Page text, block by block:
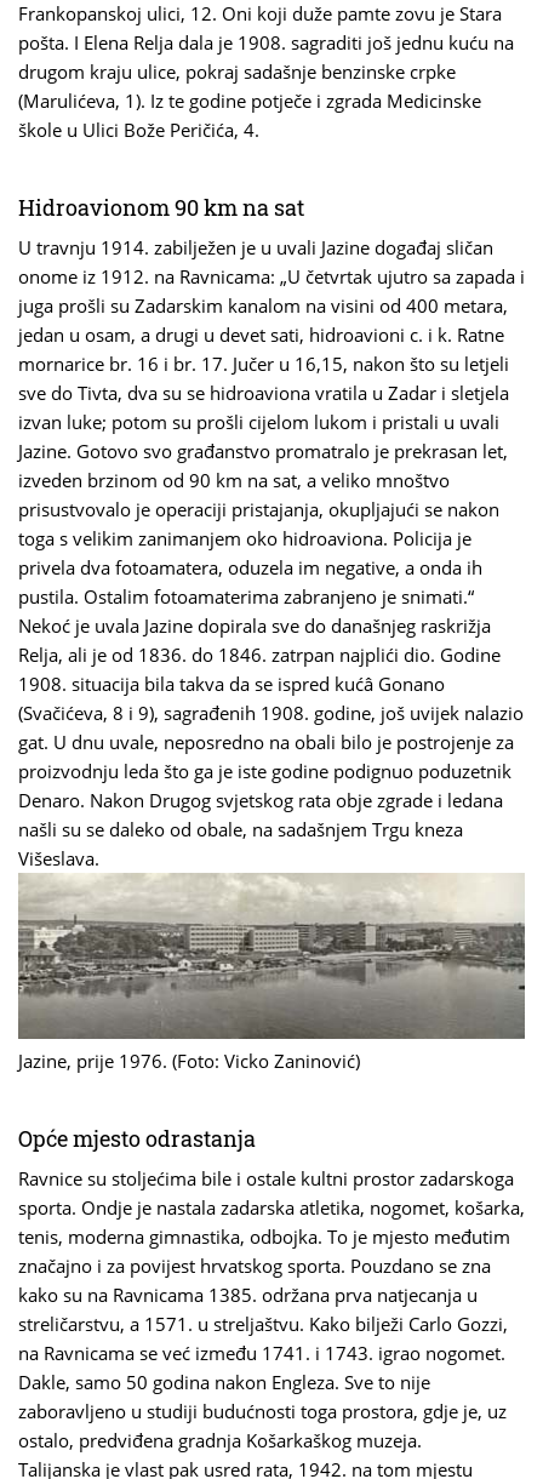
Frankopanskoj ulici, 12. Oni koji duže pamte zovu je Stara
pošta. I Elena Relja dala je 1908. sagraditi još jednu kuću na
drugom kraju ulice, pokraj sadašnje benzinske crpke
(Marulićeva, 1). Iz te godine potječe i zgrada Medicinske
škole u Ulici Bože Peričića, 4.
Hidroavionom 90 km na sat
U travnju 1914. zabilježen je u uvali Jazine događaj sličan
onome iz 1912. na Ravnicama: „U četvrtak ujutro sa zapada i
juga prošli su Zadarskim kanalom na visini od 400 metara,
jedan u osam, a drugi u devet sati, hidroavioni c. i k. Ratne
mornarice br. 16 i br. 17. Jučer u 16,15, nakon što su letjeli
sve do Tivta, dva su se hidroaviona vratila u Zadar i sletjela
izvan luke; potom su prošli cijelom lukom i pristali u uvali
Jazine. Gotovo svo građanstvo promatralo je prekrasan let,
izveden brzinom od 90 km na sat, a veliko mnoštvo
prisustvovalo je operaciji pristajanja, okupljajući se nakon
toga s velikim zanimanjem oko hidroaviona. Policija je
privela dva fotoamatera, oduzela im negative, a onda ih
pustila. Ostalim fotoamaterima zabranjeno je snimati.“
Nekoć je uvala Jazine dopirala sve do današnjeg raskrižja
Relja, ali je od 1836. do 1846. zatrpan najplići dio. Godine
1908. situacija bila takva da se ispred kućâ Gonano
(Svačićeva, 8 i 9), sagrađenih 1908. godine, još uvijek nalazio
gat. U dnu uvale, neposredno na obali bilo je postrojenje za
proizvodnju leda što ga je iste godine podignuo poduzetnik
Denaro. Nakon Drugog svjetskog rata obje zgrade i ledana
našli su se daleko od obale, na sadašnjem Trgu kneza
Višeslava.
Jazine, prije 1976. (Foto: Vicko Zaninović)
Opće mjesto odrastanja
Ravnice su stoljećima bile i ostale kultni prostor zadarskoga
sporta. Ondje je nastala zadarska atletika, nogomet, košarka,
tenis, moderna gimnastika, odbojka. To je mjesto međutim
značajno i za povijest hrvatskog sporta. Pouzdano se zna
kako su na Ravnicama 1385. održana prva natjecanja u
streličarstvu, a 1571. u streljaštvu. Kako bilježi Carlo Gozzi,
na Ravnicama se već između 1741. i 1743. igrao nogomet.
Dakle, samo 50 godina nakon Engleza. Sve to nije
zaboravljeno u studiji budućnosti toga prostora, gdje je, uz
ostalo, predviđena gradnja Košarkaškog muzeja.
Talijanska je vlast pak usred rata, 1942. na tom mjestu